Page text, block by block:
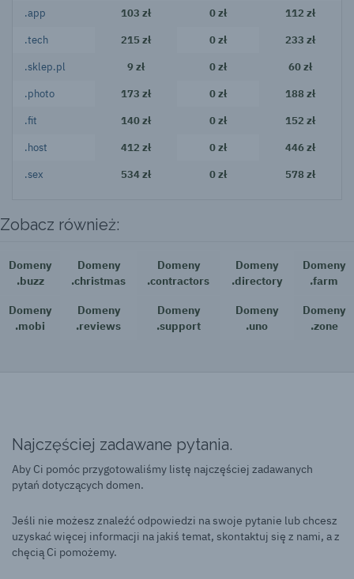
.app 103 zł 0 zł 112 zł
.tech 215 zł 0 zł 233 zł
.sklep.pl 9 zł 0 zł 60 zł
.photo 173 zł 0 zł 188 zł
.fit 140 zł 0 zł 152 zł
.host 412 zł 0 zł 446 zł
.sex 534 zł 0 zł 578 zł
Zobacz również:
Domeny
.buzz
Domeny
.christmas
Domeny
.contractors
Domeny
.directory
Domeny
.farm
Domeny
.mobi
Domeny
.reviews
Domeny
.support
Domeny
.uno
Domeny
.zone
Najczęściej zadawane pytania.
Aby Ci pomóc przygotowaliśmy listę najczęściej zadawanych
pytań dotyczących domen.
Jeśli nie możesz znaleźć odpowiedzi na swoje pytanie lub chcesz
uzyskać więcej informacji na jakiś temat, skontaktuj się z nami, a z
chęcią Ci pomożemy.